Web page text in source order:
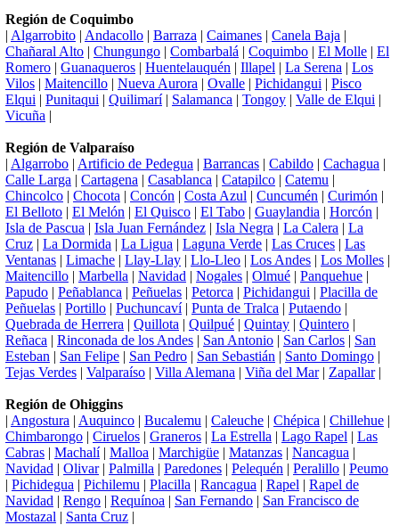
Región de Coquimbo
| Algarrobito | Andacollo | Barraza | Caimanes | Canela Baja |
Chañaral Alto | Chungungo | Combarbalá | Coquimbo | El Molle | El
Romero | Guanaqueros | Huentelauquén | Illapel | La Serena | Los
Vilos | Maitencillo | Nueva Aurora | Ovalle | Pichidangui | Pisco
Elqui | Punitaqui | Quilimarí| Salamanca | Tongoy | Valle de Elqui |
Vicuña |
Región de Valparaíso
| Algarrobo | Artificio de Pedegua | Barrancas | Cabildo | Cachagua |
Calle Larga | Cartagena | Casablanca | Catapilco | Catemu |
Chincolco | Chocota | Concón | Costa Azul | Cuncumén | Curimón |
El Belloto | El Melón | El Quisco | El Tabo | Guaylandia | Horcón |
Isla de Pascua | Isla Juan Fernández | Isla Negra | La Calera | La
Cruz | La Dormida | La Ligua | Laguna Verde | Las Cruces | Las
Ventanas | Limache | Llay-Llay | Llo-Lleo | Los Andes | Los Molles |
Maitencillo | Marbella | Navidad | Nogales | Olmué | Panquehue |
Papudo | Peñablanca | Peñuelas | Petorca | Pichidangui | Placilla de
Peñuelas | Portillo | Puchuncaví| Punta de Tralca | Putaendo |
Quebrada de Herrera | Quillota | Quilpué | Quintay | Quintero |
Reñaca | Rinconada de los Andes | San Antonio | San Carlos | San
Esteban | San Felipe | San Pedro | San Sebastián | Santo Domingo |
Tejas Verdes | Valparaíso | Villa Alemana | Viña del Mar| Zapallar|
Región de Ohiggins
| Angostura | Auquinco | Bucalemu | Caleuche | Chépica | Chillehue |
Chimbarongo | Ciruelos | Graneros | La Estrella | Lago Rapel | Las
Cabras | Machalí| Malloa | Marchigüe | Matanzas | Nancagua |
Navidad | Olivar| Palmilla | Paredones | Pelequén | Peralillo | Peumo
| Pichidegua | Pichilemu | Placilla | Rancagua | Rapel | Rapel de
Navidad | Rengo | Requínoa | San Fernando | San Francisco de
Mostazal | Santa Cruz |